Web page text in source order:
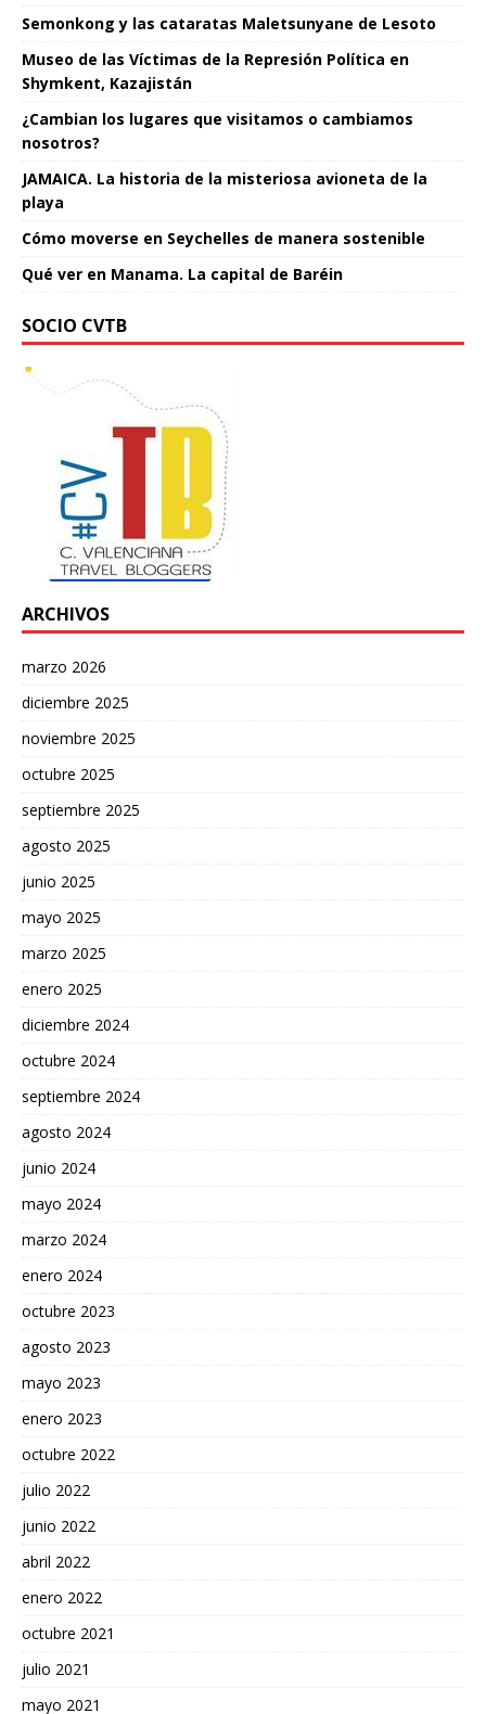
Semonkong y las cataratas Maletsunyane de Lesoto
Museo de las Víctimas de la Represión Política en
Shymkent, Kazajistán
¿Cambian los lugares que visitamos o cambiamos
nosotros?
JAMAICA. La historia de la misteriosa avioneta de la
playa
Cómo moverse en Seychelles de manera sostenible
Qué ver en Manama. La capital de Baréin
SOCIO CVTB
ARCHIVOS
marzo 2026
diciembre 2025
noviembre 2025
octubre 2025
septiembre 2025
agosto 2025
junio 2025
mayo 2025
marzo 2025
enero 2025
diciembre 2024
octubre 2024
septiembre 2024
agosto 2024
junio 2024
mayo 2024
marzo 2024
enero 2024
octubre 2023
agosto 2023
mayo 2023
enero 2023
octubre 2022
julio 2022
junio 2022
abril 2022
enero 2022
octubre 2021
julio 2021
mayo 2021